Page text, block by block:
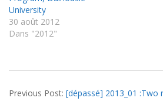
University
30 août 2012
Dans "2012"
10-
Previous Post: [dépassé] 2013_01 :Two